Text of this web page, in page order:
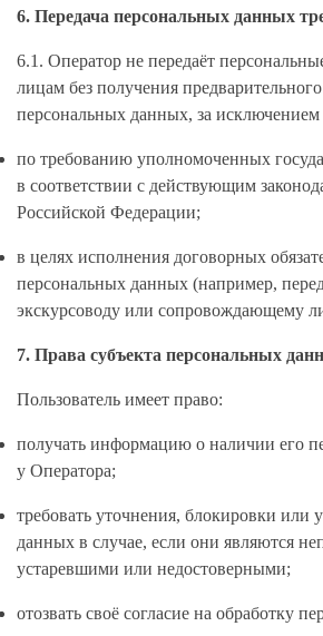
6. Передача персональных данных
6.1. Оператор не передаёт
лицам без получения предварительного
персональных данных, за
по требованию уполномоченных
в соответствии с действующим
Российской Федерации;
в целях исполнения договорных
персональных данных (например,
экскурсоводу или сопровождающему
7. Права субъекта персональных
Пользователь имеет право:
получать информацию о наличии его
у Оператора;
требовать уточнения, блокировки или
данных в случае, если они являются
устаревшими или недостоверными;
отозвать своё согласие на обработку